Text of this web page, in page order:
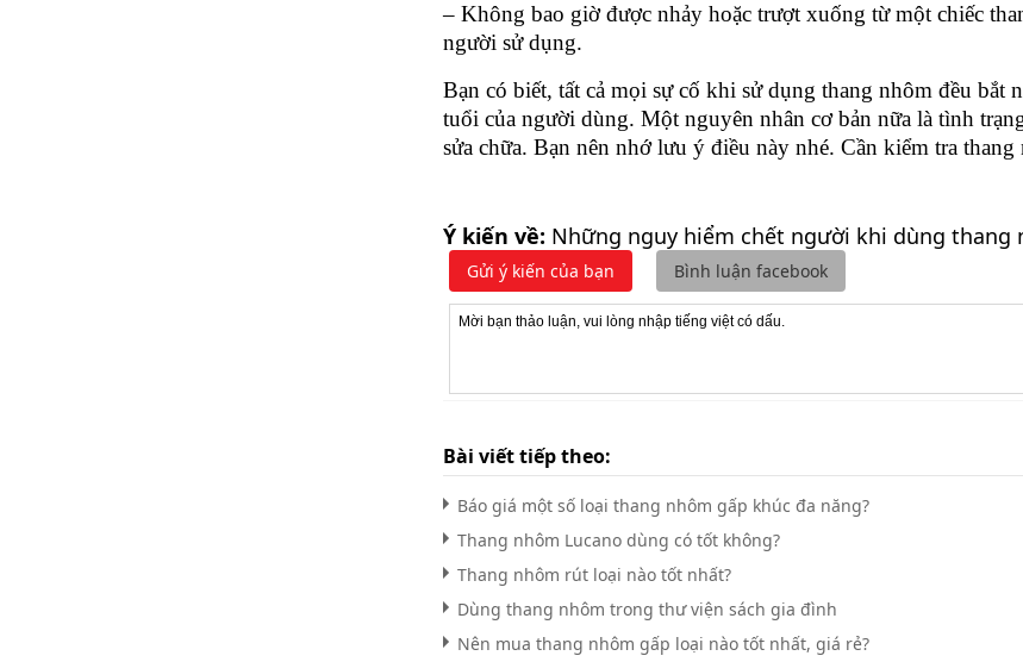
– Không bao giờ được nhảy hoặc trượt xuống từ một chiếc
người sử dụng.
Bạn có biết, tất cả mọi sự cố khi sử dụng thang nhôm đều
tuổi của người dùng. Một nguyên nhân cơ bản nữa là tình
sửa chữa. Bạn nên nhớ lưu ý điều này nhé. Cần kiểm tra
Ý kiến về: Những nguy hiểm chết người khi dùng thang
Gửi ý kiến của bạn Bình luận facebook
Bài viết tiếp theo:
Báo giá một số loại thang nhôm gấp khúc đa năng?
Thang nhôm Lucano dùng có tốt không?
Thang nhôm rút loại nào tốt nhất?
Dùng thang nhôm trong thư viện sách gia đình
Nên mua thang nhôm gấp loại nào tốt nhất, giá rẻ?